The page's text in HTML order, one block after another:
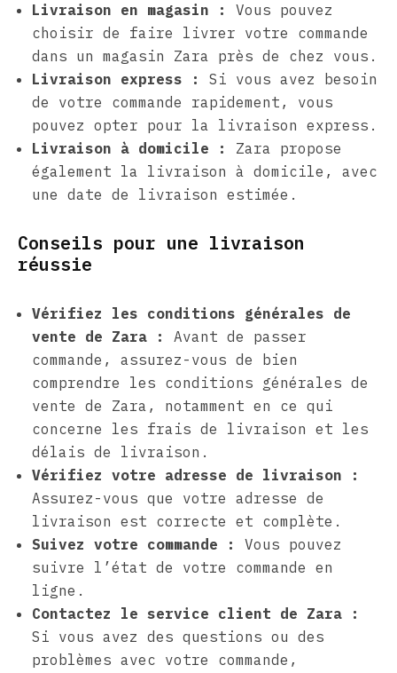
Livraison en magasin :
Vous pouvez
choisir de faire livrer votre commande
dans un magasin Zara près de chez vous.
Livraison express :
Si vous avez besoin
de votre commande rapidement, vous
pouvez opter pour la livraison express.
Livraison à domicile :
Zara propose
également la livraison à domicile, avec
une date de livraison estimée.
Conseils pour une livraison
réussie
Vérifiez les conditions générales de
vente de Zara :
Avant de passer
commande, assurez-vous de bien
comprendre les conditions générales de
vente de Zara, notamment en ce qui
concerne les frais de livraison et les
délais de livraison.
Vérifiez votre adresse de livraison :
Assurez-vous que votre adresse de
livraison est correcte et complète.
Suivez votre commande :
Vous pouvez
suivre l’état de votre commande en
ligne.
Contactez le service client de Zara :
Si vous avez des questions ou des
problèmes avec votre commande,